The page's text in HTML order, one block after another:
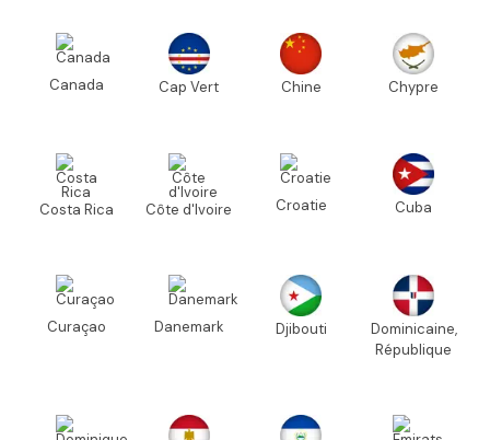
Canada Cap Vert Chine Chypre
Costa Rica Côte d'Ivoire Croatie Cuba
Curaçao Danemark Djibouti
Dominicaine,
République